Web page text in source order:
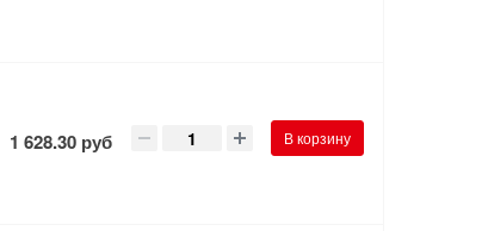
1 628.30 руб В корзину